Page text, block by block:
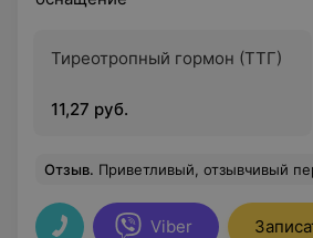
Тиреотропный гормон (ТТГ)
11,27 руб.
Отзыв. Приветливый, отзывчивый персонал. Обслуживание на высшем уровне. Сдавали анализы на гормоны щитовидной железы на платной основе, результаты нужны были до
Viber